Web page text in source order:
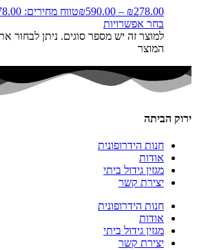
₪278.00
–
₪590.00
טווח מחירים: ⁦₪278.00⁩ עד ⁦₪590.00⁩
בחר אפשרויות
למוצר זה יש מספר סוגים. ניתן לבחור
המוצר
ירוק הביתה
חנות הידרופונית
אודות
מגזין גידול ביתי
יצירת קשר
חנות הידרופונית
אודות
מגזין גידול ביתי
יצירת קשר